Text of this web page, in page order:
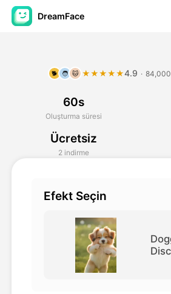
DreamFace
Avatar Video
AI Video
Fotoğraf
🐕 🧑 🐱 ★★★★★4.9 ·
60s
Oluşturma süresi
Ücretsiz
2 indirme
Efekt Seçin